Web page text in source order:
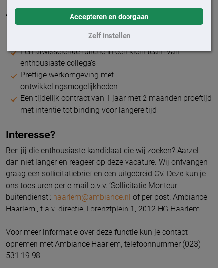
Accepteren en doorgaan
Zelf instellen
Aanbod
Arbeidsuren ca. 36 - 40 uur per week (maandag t/m
Een afwisselende functie in een klein team van
enthousiaste collega’s
Prettige werkomgeving met
ontwikkelingsmogelijkheden
Een tijdelijk contract van 1 jaar met 2 maanden proeftijd
met intentie tot binding voor langere tijd
Interesse?
Ben jij die enthousiaste kandidaat die wij zoeken? Aarzel
dan niet langer en reageer op deze vacature. Wij ontvangen
graag een sollicitatiebrief en een uitgebreid CV. Deze kun je
ons toesturen per e-mail o.v.v. ‘Sollicitatie Monteur
buitendienst’: haarlem@ambiance.nl of per post: Ambiance
Haarlem., t.a.v. directie, Lorenztplein 1, 2012 HG Haarlem
Voor meer informatie over deze functie kun je contact
opnemen met Ambiance Haarlem, telefoonnummer (023)
531 19 98